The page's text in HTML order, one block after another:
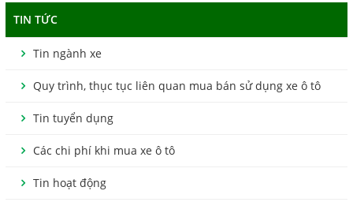
TIN TỨC
Tin ngành xe
Quy trình, thục tục liên quan mua bán sử dụng xe ô tô
Tin tuyển dụng
Các chi phí khi mua xe ô tô
Tin hoạt động